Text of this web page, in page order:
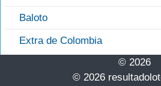
Baloto
Extra de Colombia
© 2026
© 2026